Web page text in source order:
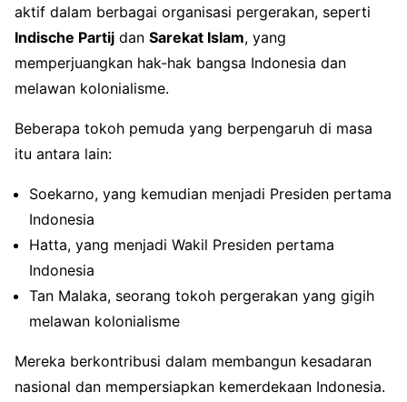
aktif dalam berbagai organisasi pergerakan, seperti
Indische Partij dan Sarekat Islam, yang
memperjuangkan hak-hak bangsa Indonesia dan
melawan kolonialisme.
Beberapa tokoh pemuda yang berpengaruh di masa
itu antara lain:
Soekarno, yang kemudian menjadi Presiden pertama
Indonesia
Hatta, yang menjadi Wakil Presiden pertama
Indonesia
Tan Malaka, seorang tokoh pergerakan yang gigih
melawan kolonialisme
Mereka berkontribusi dalam membangun kesadaran
nasional dan mempersiapkan kemerdekaan Indonesia.